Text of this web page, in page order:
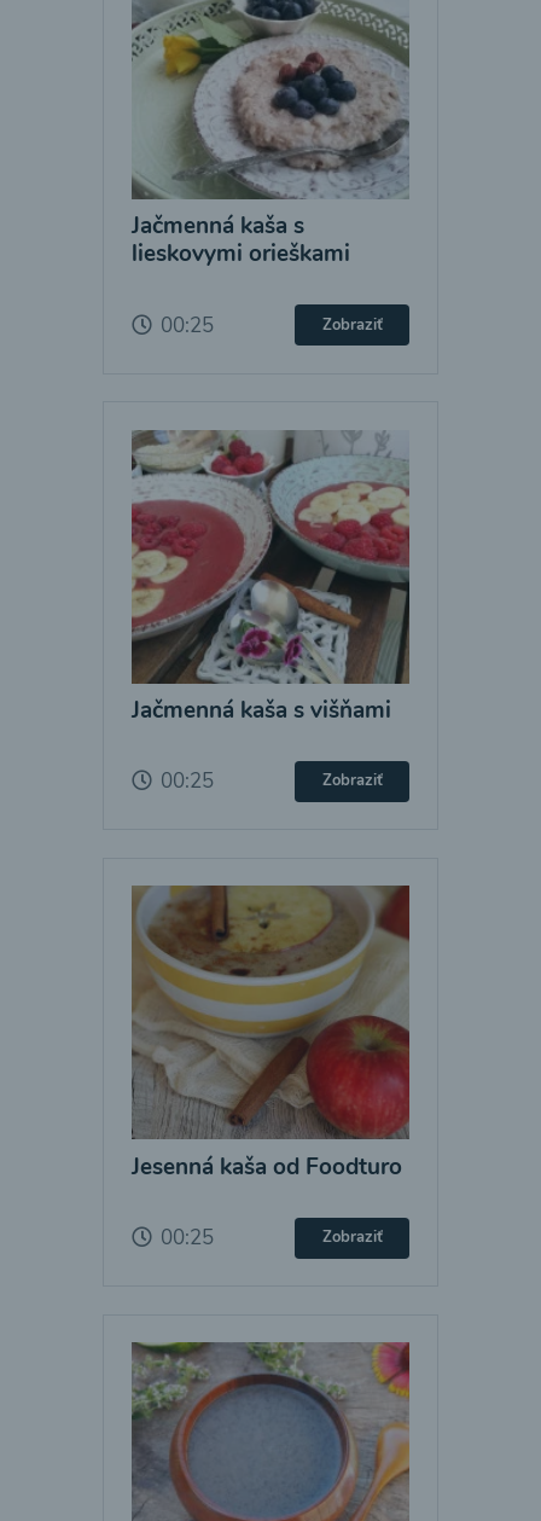
Jačmenná kaša s
lieskovymi orieškami
00:25 Zobraziť
Jačmenná kaša s višňami
00:25 Zobraziť
Jesenná kaša od Foodturo
00:25 Zobraziť